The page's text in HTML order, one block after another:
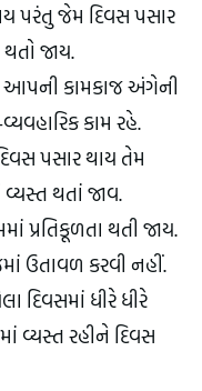
પરંતુ જેમ દિવસ પસાર
જાય.
આપની કામકાજ અંગેની
કામ રહે.
પસાર થાય તેમ
થતાં જાવ.
પ્રતિકૂળતા થતી જાય.
ઉતાવળ કરવી નહીં.
દિવસમાં ધીરે ધીરે
વ્યસ્ત રહીને દિવસ